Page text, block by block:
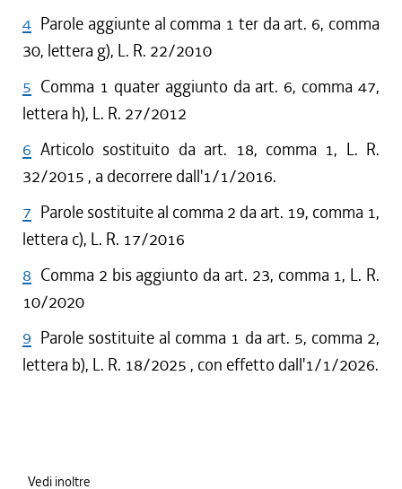
4 Parole aggiunte al comma 1 ter da art. 6, comma
30, lettera g), L. R. 22/2010
5 Comma 1 quater aggiunto da art. 6, comma 47,
lettera h), L. R. 27/2012
6 Articolo sostituito da art. 18, comma 1, L. R.
32/2015 , a decorrere dall'1/1/2016.
7 Parole sostituite al comma 2 da art. 19, comma 1,
lettera c), L. R. 17/2016
8 Comma 2 bis aggiunto da art. 23, comma 1, L. R.
10/2020
9 Parole sostituite al comma 1 da art. 5, comma 2,
lettera b), L. R. 18/2025 , con effetto dall'1/1/2026.
Vedi inoltre